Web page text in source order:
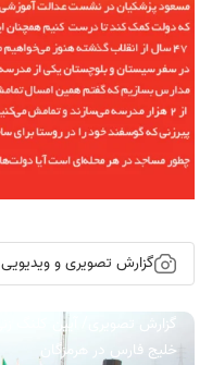
گزارش تصویری و ویدیویی
خلیج فارس در هرمزگان